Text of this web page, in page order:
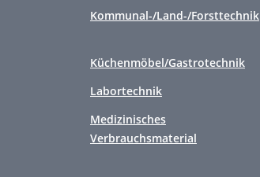
Kommunal-/Land-/Forsttechnik
Küchenmöbel/Gastrotechnik
Labortechnik
Medizinisches
Verbrauchsmaterial